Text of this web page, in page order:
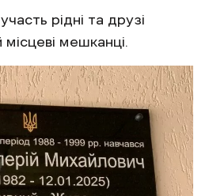
рідні та друзі
мешканці.